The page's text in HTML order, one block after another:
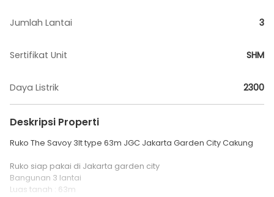
Jumlah Lantai 3
Sertifikat Unit SHM
Daya Listrik 2300
Deskripsi Properti
Ruko The Savoy 3lt type 63m JGC Jakarta Garden City Cakung
Ruko siap pakai di Jakarta garden city
Bangunan 3 lantai
Luas tanah : 63m